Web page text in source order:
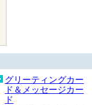
グリーティングカー
ド＆メッセージカー
ド